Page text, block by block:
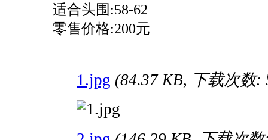
适合头围:58-62
零售价格:200元
1.jpg (84.37 KB, 下载次数: